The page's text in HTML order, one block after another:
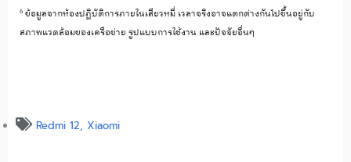
6ข้อมูลจากห้องปฏิบัติการภายในเสียวหมี่ เวลาจริงอาจแตกต่างกันไปขึ้นอยู่กับ
สภาพแวดล้อมของเครือข่าย รูปแบบการใช้งาน และปัจจัยอื่นๆ
Redmi 12, Xiaomi